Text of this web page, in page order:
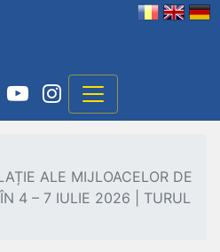
ALE MIJLOACELOR DE
4 – 7 IULIE 2026 | TURUL